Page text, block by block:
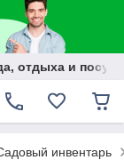
отдыха и
инвентарь